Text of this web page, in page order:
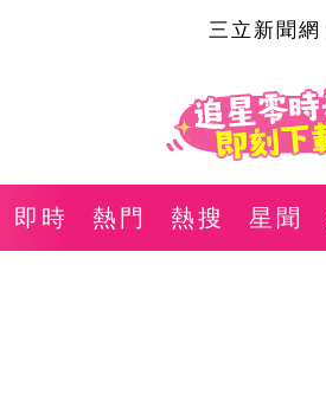
三立新聞網
即時 熱門 熱搜 星聞